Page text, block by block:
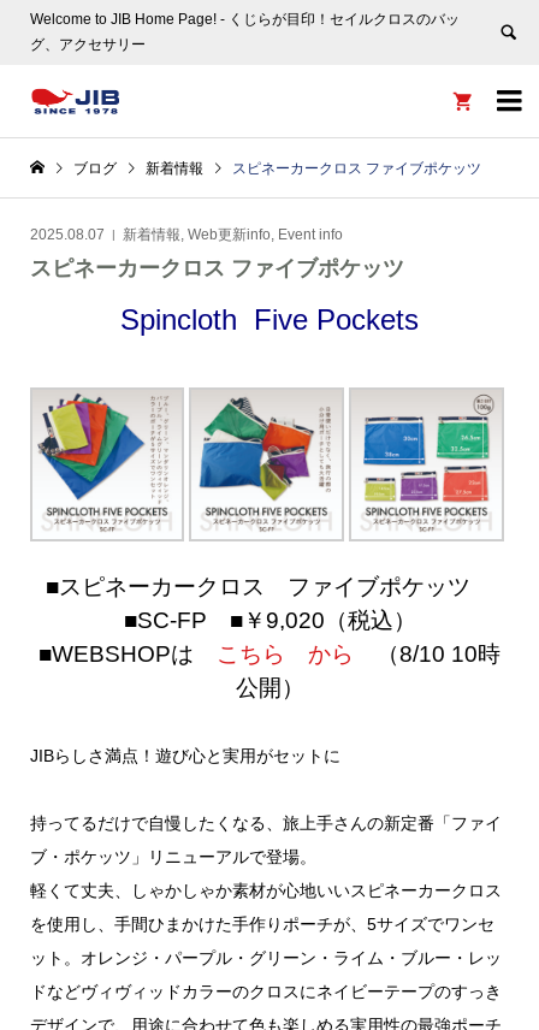
Welcome to JIB Home Page! ‐ くじらが目印！セイルクロスのバッ
グ、アクセサリー


ブログ 新着情報 スピネーカークロス ファイブポケッツ
2025.08.07 新着情報, Web更新info, Event info
スピネーカークロス ファイブポケッツ
Spincloth Five Pockets
■スピネーカークロス ファイブポケッツ
■SC-FP ■￥9,020 （税込）
■WEBSHOPは こちら から
（8/10 10時
公開）
JIBらしさ満点！遊び心と実用がセットに
持ってるだけで自慢したくなる、旅上手さんの新定番「ファイ
ブ・ポケッツ」リニューアルで登場。
軽くて丈夫、しゃかしゃか素材が心地いいスピネーカークロス
を使用し、手間ひまかけた手作りポーチが、5サイズでワンセ
ット。オレンジ・パープル・グリーン・ライム・ブルー・レッ
ドなどヴィヴィッドカラーのクロスにネイビーテープのすっき
デザインで、用途に合わせて色も楽しめる実用性の最強ポーチ